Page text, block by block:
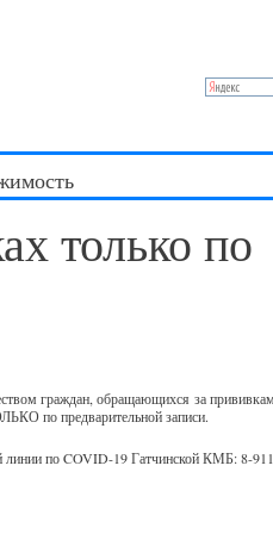
только по
граждан, обращающихся за
по предварительной записи.
линии по COVID-19 Гатчинской КМБ: 8-